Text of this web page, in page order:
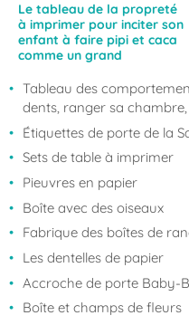
Le tableau de la propreté
à imprimer pour inciter son
enfant à faire pipi et caca
comme un grand
Tableau des
dents, ranger sa
Étiquettes de porte de la
Sets de table à imprimer
Pieuvres en papier
Boîte avec des oiseaux
Fabrique des boîtes de
Les dentelles de papier
Accroche de porte Baby-
Boîte et champs de fleurs